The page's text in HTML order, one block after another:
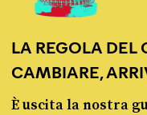
LA REGOLA DEL
CAMBIARE,
È uscita la nostra
LEONARDO BECCHI
La linea dell’Italia su